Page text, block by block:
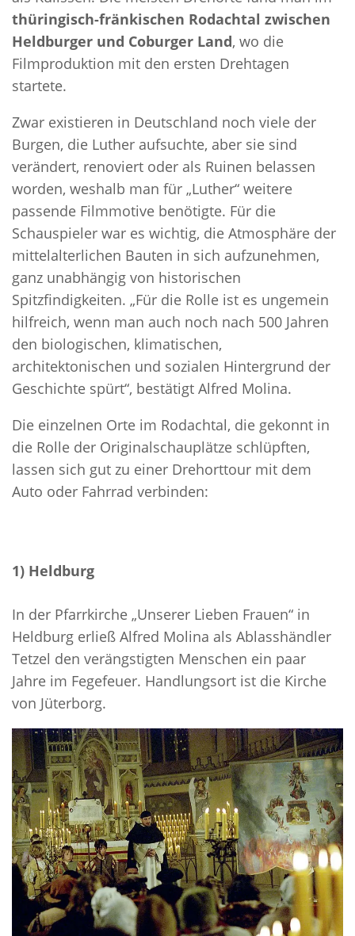
thüringisch-fränkischen Rodachtal zwischen
Heldburger und Coburger Land, wo die
Filmproduktion mit den ersten Drehtagen
startete.
Zwar existieren in Deutschland noch viele der
Burgen, die Luther aufsuchte, aber sie sind
verändert, renoviert oder als Ruinen belassen
worden, weshalb man für „Luther“ weitere
passende Filmmotive benötigte. Für die
Schauspieler war es wichtig, die Atmosphäre der
mittelalterlichen Bauten in sich aufzunehmen,
ganz unabhängig von historischen
Spitzfindigkeiten. „Für die Rolle ist es ungemein
hilfreich, wenn man auch noch nach 500 Jahren
den biologischen, klimatischen,
architektonischen und sozialen Hintergrund der
Geschichte spürt“, bestätigt Alfred Molina.
Die einzelnen Orte im Rodachtal, die gekonnt in
die Rolle der Originalschauplätze schlüpften,
lassen sich gut zu einer Drehorttour mit dem
Auto oder Fahrrad verbinden:
1) Heldburg
In der Pfarrkirche „Unserer Lieben Frauen“ in
Heldburg erließ Alfred Molina als Ablasshändler
Tetzel den verängstigten Menschen ein paar
Jahre im Fegefeuer. Handlungsort ist die Kirche
von Jüterborg.